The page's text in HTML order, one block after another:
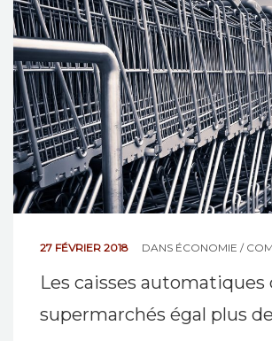
CONTACT
27 FÉVRIER 2018 DANS ÉCONOMIE /
Les caisses automatiques
supermarchés égal plus